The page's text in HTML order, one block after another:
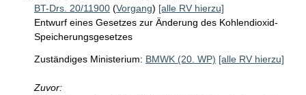
BT-Drs. 20/11900 (Vorgang) [alle RV hierzu]
Entwurf eines Gesetzes zur Änderung des Kohlendioxid-
Speicherungsgesetzes
Zuständiges Ministerium: BMWK (20. WP) [alle RV hierzu]
Zuvor: